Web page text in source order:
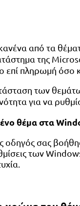
από τα
της
επί πληρωμή όσο
των
για να
θέμα στα
οδηγός σας
των